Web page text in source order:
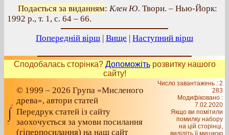
Подається за виданням: Клен Ю. Твори. – Нью-Йорк:
1992 р., т. 1, с. 64 – 66.
Попередній вірш | Вище | Наступний вірш
Сподобалась сторінка? Допоможітьрозвитку нашого
сайту!
© 1999 – 2026 Група «Мисленого
древа», автори статей
Передрук статей із сайту
заохочується за умови посилання
(гіперпосилання) на наш сайт
Число завантажень : 2
283
Модифіковано :
7.02.2020
Якщо ви помітили
помилку набору
на цiй сторiнцi,
видiлiть її мишкою